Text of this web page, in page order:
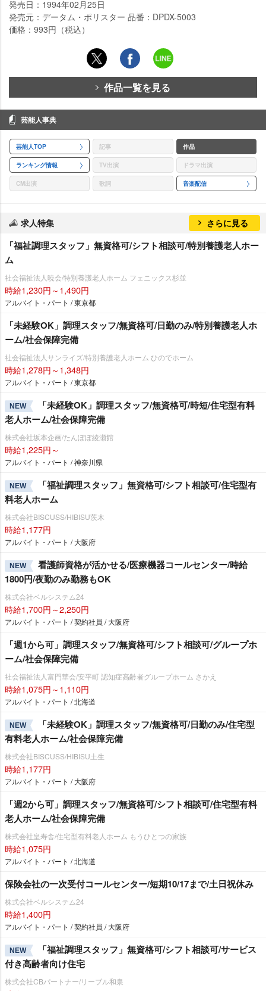
発売日：1994年02月25日
発売元：データム・ポリスター 品番：DPDX-5003
価格：993円（税込）
作品一覧を見る
芸能人事典
芸能人TOP 記事 作品
ランキング情報 TV出演 ドラマ出演
CM出演 歌詞 音楽配信
求人特集 さらに見る
「福祉調理スタッフ」無資格可/シフト相談可/特別養護老人ホー
ム
社会福祉法人暁会/特別養護老人ホーム フェニックス杉並
時給1,230円～1,490円
アルバイト・パート / 東京都
「未経験OK」調理スタッフ/無資格可/日勤のみ/特別養護老人ホ
ーム/社会保障完備
社会福祉法人サンライズ/特別養護老人ホーム ひのでホーム
時給1,278円～1,348円
アルバイト・パート / 東京都
NEW
「未経験OK」調理スタッフ/無資格可/時短/住宅型有料
老人ホーム/社会保障完備
株式会社坂本企画/たんぽぽ綾瀬館
時給1,225円～
アルバイト・パート / 神奈川県
NEW
「福祉調理スタッフ」無資格可/シフト相談可/住宅型有
料老人ホーム
株式会社BISCUSS/HIBISU茨木
時給1,177円
アルバイト・パート / 大阪府
NEW
看護師資格が活かせる/医療機器コールセンター/時給
1800円/夜勤のみ勤務もOK
株式会社ベルシステム24
時給1,700円～2,250円
アルバイト・パート / 契約社員 / 大阪府
「週1から可」調理スタッフ/無資格可/シフト相談可/グループホ
ーム/社会保障完備
社会福祉法人富門華会/安平町 認知症高齢者グループホーム さかえ
時給1,075円～1,110円
アルバイト・パート / 北海道
NEW
「未経験OK」調理スタッフ/無資格可/日勤のみ/住宅型
有料老人ホーム/社会保障完備
株式会社BISCUSS/HIBISU土生
時給1,177円
アルバイト・パート / 大阪府
「週2から可」調理スタッフ/無資格可/シフト相談可/住宅型有料
老人ホーム/社会保障完備
株式会社皇寿舎/住宅型有料老人ホーム もうひとつの家族
時給1,075円
アルバイト・パート / 北海道
保険会社の一次受付コールセンター/短期10/17まで/土日祝休み
株式会社ベルシステム24
時給1,400円
アルバイト・パート / 契約社員 / 大阪府
NEW
「福祉調理スタッフ」無資格可/シフト相談可/サービス
付き高齢者向け住宅
株式会社CBパートナー/リーブル和泉